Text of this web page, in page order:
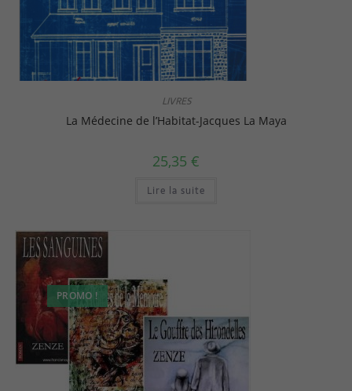
LIVRES
La Médecine de l’Habitat-Jacques La Maya
25,35 €
Lire la suite
PROMO !